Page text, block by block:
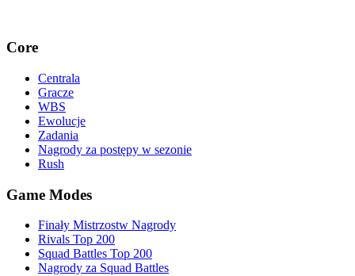
Core
Centrala
Gracze
WBS
Ewolucje
Zadania
Nagrody za postępy w sezonie
Rush
Game Modes
Finały Mistrzostw Nagrody
Rivals Top 200
Squad Battles Top 200
Nagrody za Squad Battles